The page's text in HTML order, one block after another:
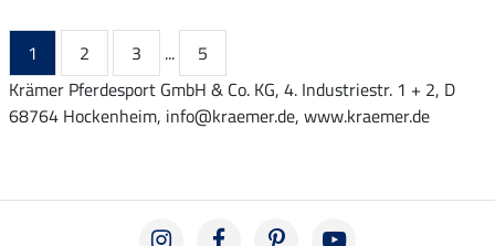
1 2 3 ...
5
Krämer Pferdesport GmbH & Co. KG, 4. Industriestr. 1 + 2, D
68764 Hockenheim, info@kraemer.de, www.kraemer.de